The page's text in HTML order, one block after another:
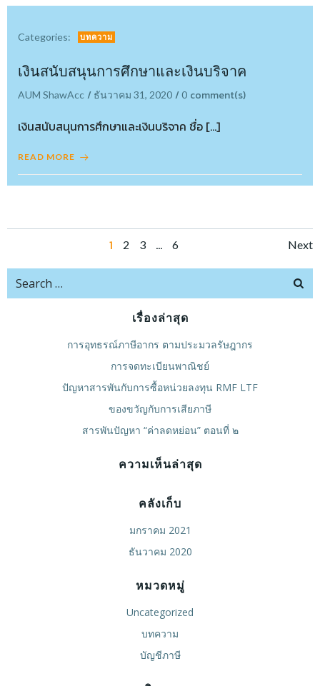
Categories: บทความ
เงินสนับสนุนการศึกษาและเงินบริจาค
AUM ShawAcc / ธันวาคม 31, 2020 /0 comment(s)
เงินสนับสนุนการศึกษาและเงินบริจาค ชื่อ […]
READ MORE
navigation
Page
1 Page
2 Page
3 … Page
6 Next
Search
for:
เรื่องล่าสุด
การอุทธรณ์ภาษีอากร ตามประมวลรัษฎากร
การจดทะเบียนพาณิชย์
ปัญหาสารพันกับการซื้อหน่วยลงทุน RMF LTF
ของขวัญกับการเสียภาษี
สารพันปัญหา “ค่าลดหย่อน” ตอนที่ ๒
ความเห็นล่าสุด
คลังเก็บ
มกราคม 2021
ธันวาคม 2020
หมวดหมู่
Uncategorized
บทความ
บัญชีภาษี